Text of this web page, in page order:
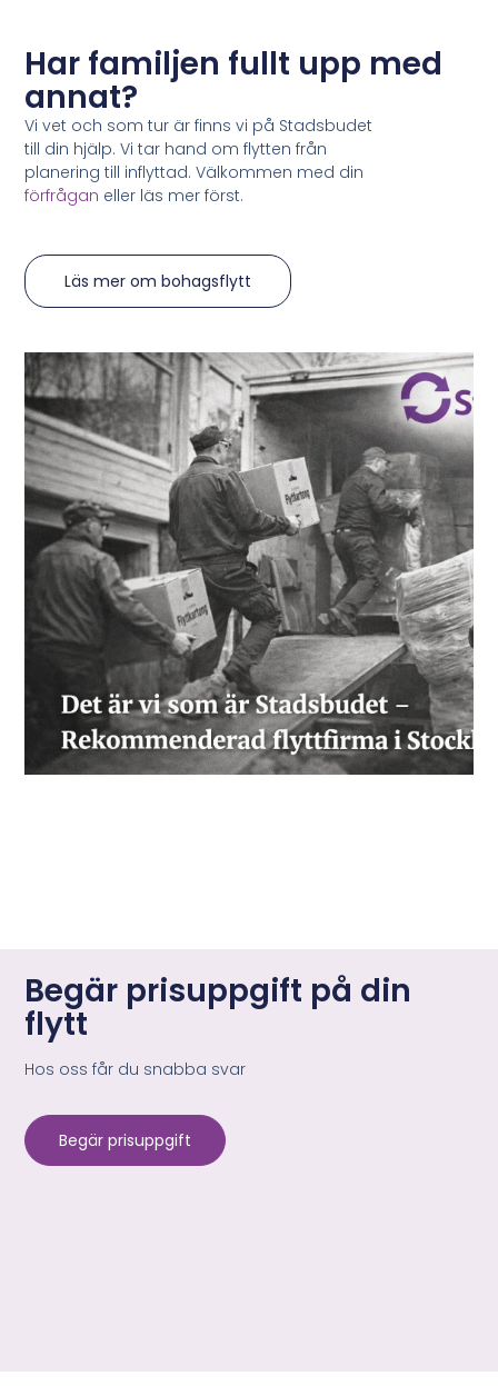
Har familjen fullt upp med
annat?
Vi vet och som tur är finns vi på Stadsbudet
till din hjälp. Vi tar hand om flytten från
planering till inflyttad. Välkommen med din
förfrågan eller läs mer först.
Läs mer om bohagsflytt
Begär prisuppgift på din
flytt
Hos oss får du snabba svar
Begär prisuppgift